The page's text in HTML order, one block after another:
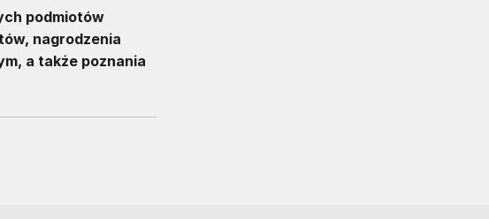
podmiotów
nagrodzenia
a także poznania